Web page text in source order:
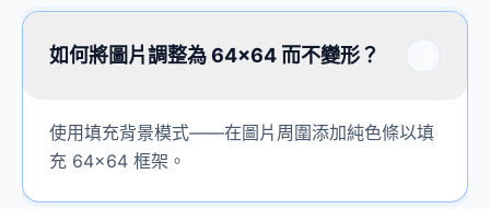
如何將圖片調整為 64×64 而不變形？
使用填充背景模式——在圖片周圍添加純色條以填
充 64×64 框架。